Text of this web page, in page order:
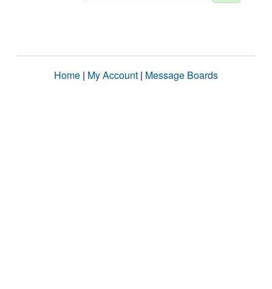
Home | My Account | Message Boards